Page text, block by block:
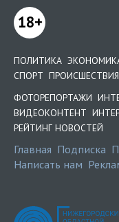
18+
ПОЛИТИКА
СПОРТ ПРОИСШЕСТВИЯ
ФОТОРЕПОРТАЖИ
ВИДЕОКОНТЕНТ
РЕЙТИНГ НОВОСТЕЙ
Главная Подписка
Написать нам